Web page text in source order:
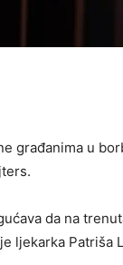
građanima u
da na
ljekarka Patriša